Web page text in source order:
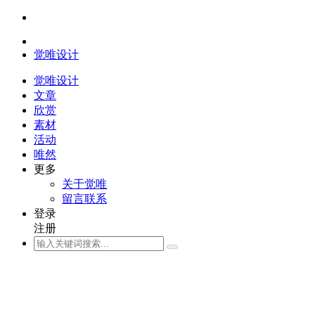
觉唯设计
觉唯设计
文章
欣赏
素材
活动
唯然
更多
关于觉唯
留言联系
登录
注册